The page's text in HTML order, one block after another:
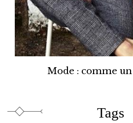
Mode : comme un
Tags